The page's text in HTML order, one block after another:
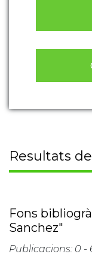
Resultats
Fons
Sanchez"
Publicacions: 0 -